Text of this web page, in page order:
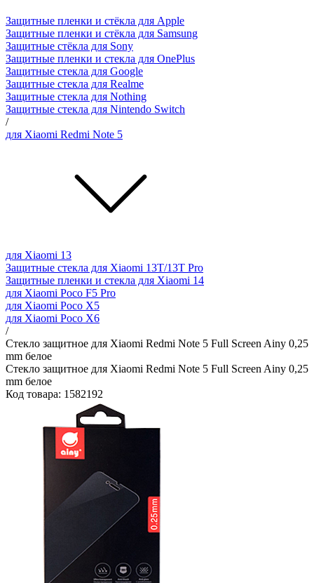
Защитные пленки и стёкла для Apple
Защитные пленки и стёкла для Samsung
Защитные стёкла для Sony
Защитные пленки и стекла для OnePlus
Защитные стекла для Google
Защитные стекла для Realme
Защитные стекла для Nothing
Защитные стекла для Nintendo Switch
/
для Xiaomi Redmi Note 5
для Xiaomi 13
Защитные стекла для Xiaomi 13T/13T Pro
Защитные пленки и стекла для Xiaomi 14
для Xiaomi Poco F5 Pro
для Xiaomi Poco X5
для Xiaomi Poco X6
/
Стекло защитное для Xiaomi Redmi Note 5 Full Screen Ainy 0,25
mm белое
Стекло защитное для Xiaomi Redmi Note 5 Full Screen Ainy 0,25
mm белое
Код товара: 1582192